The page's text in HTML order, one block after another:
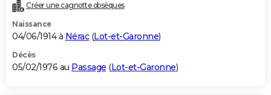
Créer une cagnotte obsèques
Naissance
04/06/1914 à Nérac(Lot-et-Garonne)
Décès
05/02/1976 au Passage (Lot-et-Garonne)